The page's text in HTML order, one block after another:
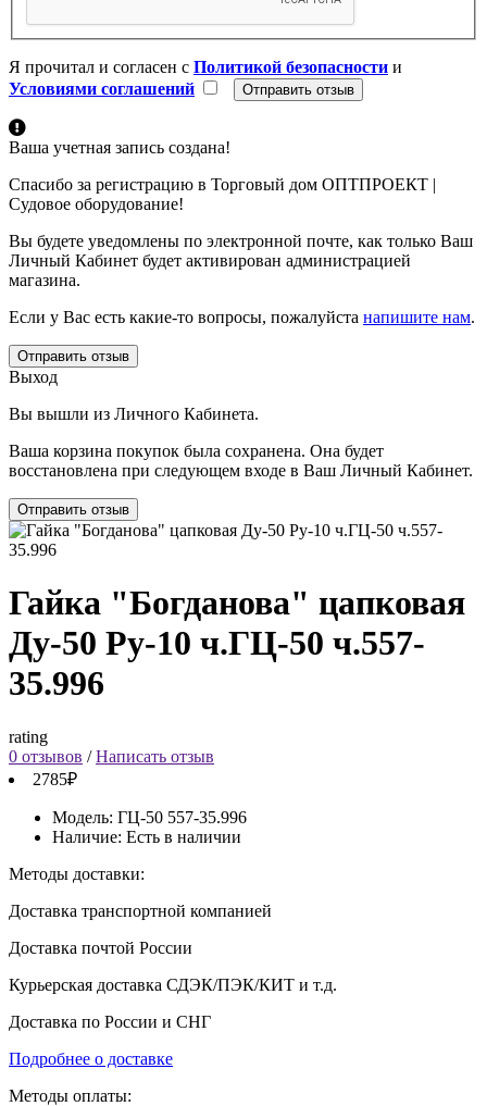
Я прочитал и согласен с Политикой безопасности и
Условиями соглашений
Ваша учетная запись создана!
Спасибо за регистрацию в Торговый дом ОПТПРОЕКТ |
Судовое оборудование!
Вы будете уведомлены по электронной почте, как только Ваш
Личный Кабинет будет активирован администрацией
магазина.
Если у Вас есть какие-то вопросы, пожалуйста напишите нам.
Отправить отзыв
Выход
Вы вышли из Личного Кабинета.
Ваша корзина покупок была сохранена. Она будет
восстановлена при следующем входе в Ваш Личный Кабинет.
Отправить отзыв
Гайка "Богданова" цапковая
Ду-50 Ру-10 ч.ГЦ-50 ч.557-
35.996
rating
0 отзывов /Написать отзыв
2785₽
Модель: ГЦ-50 557-35.996
Наличие: Есть в наличии
Методы доставки:
Доставка транспортной компанией
Доставка почтой России
Курьерская доставка СДЭК/ПЭК/КИТ и т.д.
Доставка по России и СНГ
Подробнее о доставке
Методы оплаты: